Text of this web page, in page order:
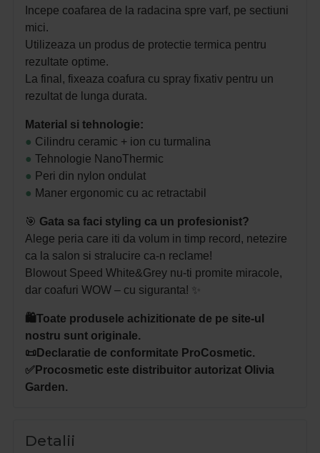
Incepe coafarea de la radacina spre varf, pe sectiuni
mici.
Utilizeaza un produs de protectie termica pentru
rezultate optime.
La final, fixeaza coafura cu spray fixativ pentru un
rezultat de lunga durata.
Material si tehnologie:
● Cilindru ceramic + ion cu turmalina
● Tehnologie NanoThermic
● Peri din nylon ondulat
● Maner ergonomic cu ac retractabil
🎯 Gata sa faci styling ca un profesionist?
Alege peria care iti da volum in timp record, netezire
ca la salon si stralucire ca-n reclame!
Blowout Speed White&Grey nu-ti promite miracole,
dar coafuri WOW – cu siguranta! ✨
🛍️Toate produsele achizitionate de pe site-ul
nostru sunt originale.
📜Declaratie de conformitate ProCosmetic.
✅Procosmetic este distribuitor autorizat Olivia
Garden.
Detalii